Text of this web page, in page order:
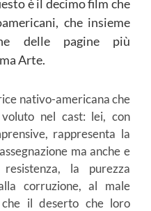
è il decimo film che
che insieme
delle pagine più
Arte.
nativo-americana che
nel cast: lei, con
rappresenta la
ma anche e
la purezza
corruzione, al male
il deserto che loro